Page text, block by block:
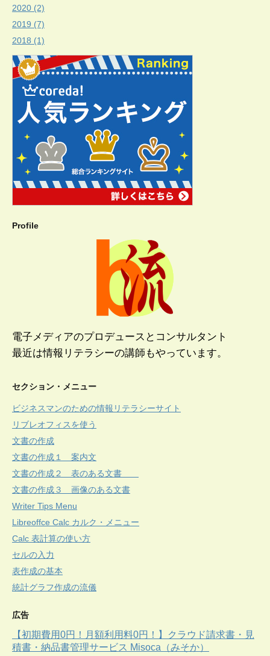
2020 (2)
2019 (7)
2018 (1)
Profile
電子メディアのプロデュースとコンサルタント
最近は情報リテラシーの講師もやっています。
セクション・メニュー
ビジネスマンのための情報リテラシーサイト
リブレオフィスを使う
文書の作成
文書の作成１ 案内文
文書の作成２ 表のある文書
文書の作成３ 画像のある文書
Writer Tips Menu
Libreoffce Calc カルク・メニュー
Calc 表計算の使い方
セルの入力
表作成の基本
統計グラフ作成の流儀
広告
【初期費用0円！月額利用料0円！】クラウド請求書・見
積書・納品書管理サービス Misoca（みそか）